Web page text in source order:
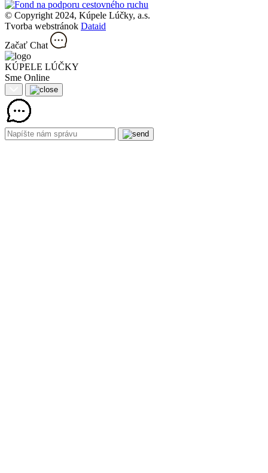
© Copyright 2024, Kúpele Lúčky, a.s.
Tvorba webstránok Dataid
Začať Chat
KÚPELE LÚČKY
Sme Online